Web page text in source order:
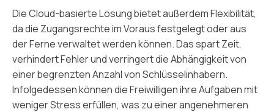
Die Cloud-basierte Lösung bietet außerdem Flexibilität,
da die Zugangsrechte im Voraus festgelegt oder aus
der Ferne verwaltet werden können. Das spart Zeit,
verhindert Fehler und verringert die Abhängigkeit von
einer begrenzten Anzahl von Schlüsselinhabern.
Infolgedessen können die Freiwilligen ihre Aufgaben mit
weniger Stress erfüllen, was zu einer angenehmeren